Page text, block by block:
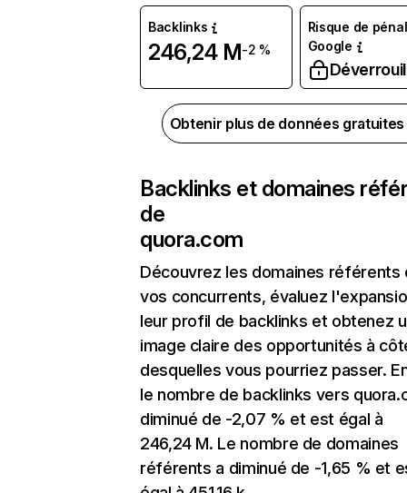
Backlinks
246,24 M-2 %
Risque de
Google
Obtenir plus de données
Backlinks et domaines
de
quora.com
Découvrez les domaines référents
vos concurrents, évaluez
leur profil de backlinks et obtenez
image claire des opportunités à
desquelles vous pourriez passer.
le nombre de backlinks vers
diminué de -2,07 % et est égal à
246,24 M. Le nombre de domaines
référents a diminué de -1,65 % et